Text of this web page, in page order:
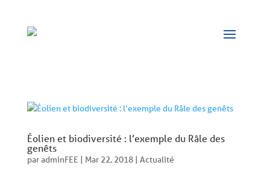
Éolien et biodiversité : l’exemple du Râle des
genêts
paradminFEE | Mar 22, 2018| Actualité